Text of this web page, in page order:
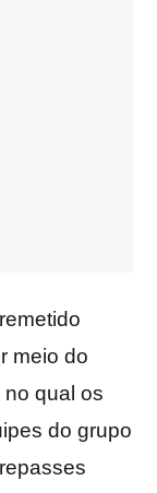
meio do
no qual os
do grupo